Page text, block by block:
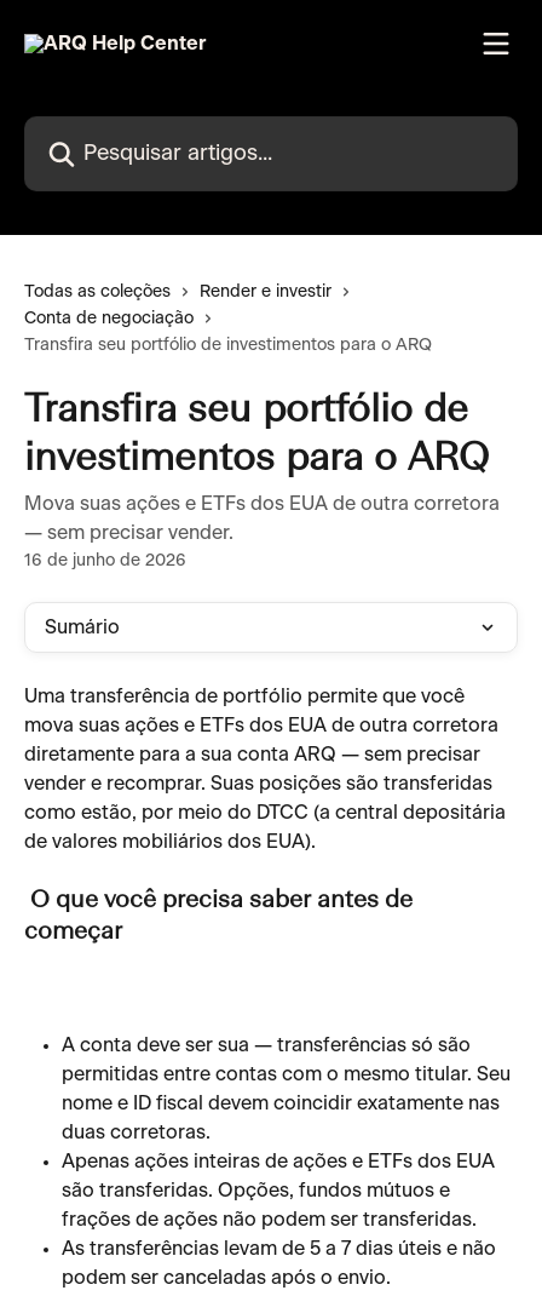
Pesquisar artigos...
Todas as coleções
Render e investir
Conta de negociação
Transfira seu portfólio de investimentos para o ARQ
Transfira seu portfólio de
investimentos para o ARQ
Mova suas ações e ETFs dos EUA de outra corretora
— sem precisar vender.
16 de junho de 2026
Sumário
Uma transferência de portfólio permite que você
mova suas ações e ETFs dos EUA de outra corretora
diretamente para a sua conta ARQ — sem precisar
vender e recomprar. Suas posições são transferidas
como estão, por meio do DTCC (a central depositária
de valores mobiliários dos EUA).
O que você precisa saber antes de
começar
A conta deve ser sua — transferências só são
permitidas entre contas com o mesmo titular. Seu
nome e ID fiscal devem coincidir exatamente nas
duas corretoras.
Apenas ações inteiras de ações e ETFs dos EUA
são transferidas. Opções, fundos mútuos e
frações de ações não podem ser transferidas.
As transferências levam de 5 a 7 dias úteis e não
podem ser canceladas após o envio.